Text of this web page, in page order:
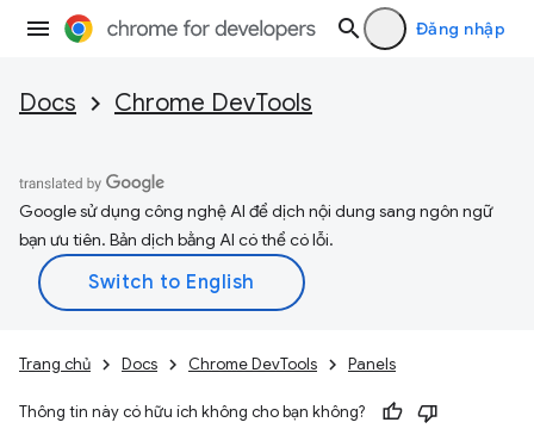
Đăng nhập
Docs Chrome DevTools
Google sử dụng công nghệ AI để dịch nội dung sang ngôn ngữ
bạn ưu tiên. Bản dịch bằng AI có thể có lỗi.
Trang chủ Docs Chrome DevTools Panels
Thông tin này có hữu ích không cho bạn không?